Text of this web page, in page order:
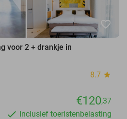
favorite_border
voor 2 + drankje in
8.7 star
€120,37
Inclusief toeristenbelasting